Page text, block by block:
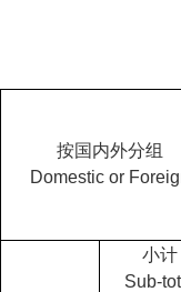
按国内外分组
Domestic or
小计
Sub-